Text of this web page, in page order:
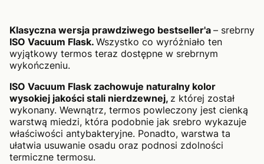
Klasyczna wersja prawdziwego bestseller'a – srebrny
ISO Vacuum Flask. Wszystko co wyróżniało ten
wyjątkowy termos teraz dostępne w srebrnym
wykończeniu.
ISO Vacuum Flask zachowuje naturalny kolor
wysokiej jakości stali nierdzewnej, z której został
wykonany. Wewnątrz, termos powleczony jest cienką
warstwą miedzi, która podobnie jak srebro wykazuje
właściwości antybakteryjne. Ponadto, warstwa ta
ułatwia usuwanie osadu oraz podnosi zdolności
termiczne termosu.